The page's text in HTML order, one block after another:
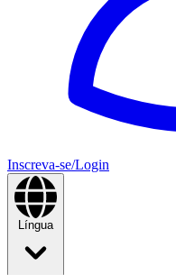
Inscreva-se/Login
Língua